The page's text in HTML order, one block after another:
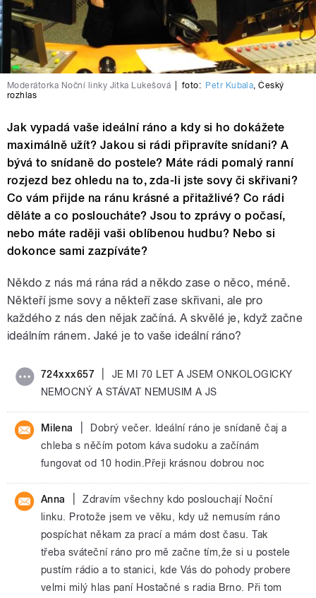
Moderátorka Noční linky Jitka Lukešová foto: Petr Kubala,Český
rozhlas
Jak vypadá vaše ideální ráno a kdy si ho dokážete
maximálně užít? Jakou si rádi připravíte snídani? A
bývá to snídaně do postele? Máte rádi pomalý ranní
rozjezd bez ohledu na to, zda-li jste sovy či skřivani?
Co vám přijde na ránu krásné a přitažlivé? Co rádi
děláte a co posloucháte? Jsou to zprávy o počasí,
nebo máte raději vaši oblíbenou hudbu? Nebo si
dokonce sami zazpíváte?
Někdo z nás má rána rád a někdo zase o něco, méně.
Někteří jsme sovy a někteří zase skřivani, ale pro
každého z nás den nějak začíná. A skvělé je, když začne
ideálním ránem. Jaké je to vaše ideální ráno?
724xxx657
JE MI 70 LET A JSEM ONKOLOGICKY
NEMOCNÝ A STÁVAT NEMUSIM A JS
Milena
Dobrý večer. Ideální ráno je snídaně čaj a
chleba s něčím potom káva sudoku a začínám
fungovat od 10 hodin.Přeji krásnou dobrou noc
Anna
Zdravím všechny kdo poslouchají Noční
linku. Protože jsem ve věku, kdy už nemusím ráno
pospíchat někam za prací a mám dost času. Tak
třeba sváteční ráno pro mě začne tím,že si u postele
pustím rádio a to stanici, kde Vás do pohody probere
velmi milý hlas paní Hostačné s radia Brno. Při tom